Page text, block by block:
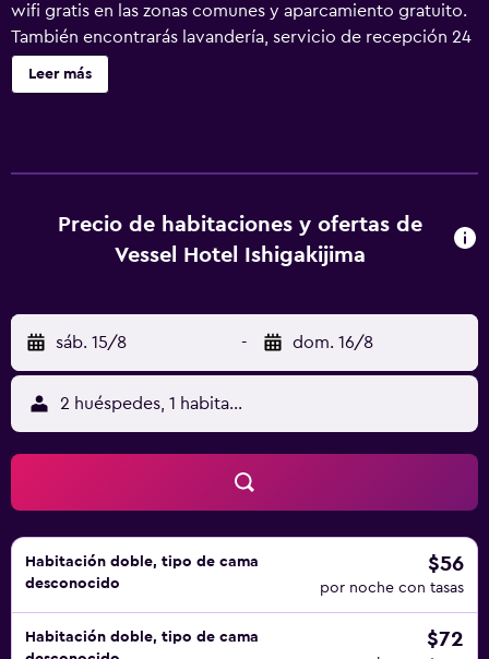
wifi gratis en las zonas comunes y aparcamiento gratuito.
También encontrarás lavandería, servicio de recepción 24
horas y una sala de ordenadores. Se ofrece un servicio de
limpieza a petición. Vessel Hotel Ishigaki Island ofrece 126
artículos de higiene personal gratuitos. Este hotel en Isla
Ishigaki ofrece acceso a Internet gratis por cable y wifi. La
personas de negocios incluyen escritorio y teléfono. Se
ofrece servicio de limpieza a petición y es posible solicitar
tabla de planchar con plancha. Se pueden practicar las
actividades de ocio y esparcimiento que se indican más
abajo en las instalaciones o cerca del alojamiento (es
posible que se aplique un recargo).
Leer más
Precio de habitaciones y ofertas de
Vessel Hotel Ishigakijima
sáb. 15/8 - dom. 16/8
2 huéspedes, 1 habitación
Habitación doble, tipo de cama
desconocido
$56
por noche con tasas
Habitación doble, tipo de cama
$72